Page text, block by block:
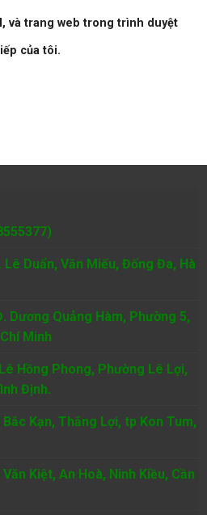
và trang web trong trình duyệt
của tôi.
Duẩn, Văn Miếu, Đống Đa, Hà
Dương Quảng Hàm, Phường 5,
Minh
Hồng Phong, Phường Lê Lợi,
Định.
Kạn, Thắng Lợi, tp Kon Tum,
Kiệt, An Hoà, Ninh Kiều, Cần